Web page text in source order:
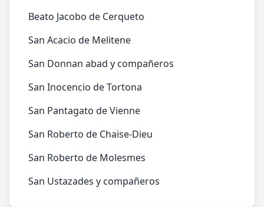
Beato Jacobo de Cerqueto
San Acacio de Melitene
San Donnan abad y compañeros
San Inocencio de Tortona
San Pantagato de Vienne
San Roberto de Chaise-Dieu
San Roberto de Molesmes
San Ustazades y compañeros